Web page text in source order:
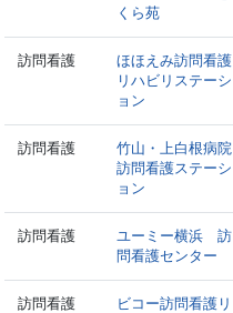
くら苑
訪問看護
ほほえみ訪問看護
リハビリステーシ
ョン
訪問看護
竹山・上白根病院
訪問看護ステーシ
ョン
訪問看護
ユーミー横浜 訪
問看護センター
訪問看護
ビコー訪問看護リ